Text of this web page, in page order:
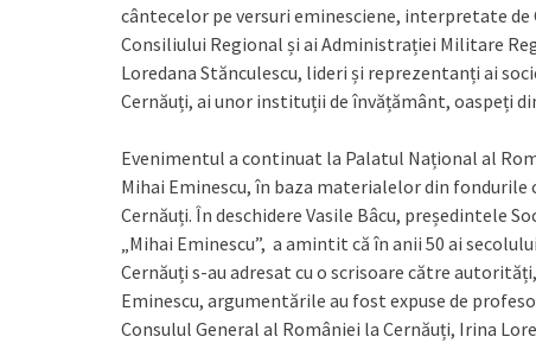
cântecelor pe versuri eminesciene, interpretate de
Consiliului Regional și ai Administrației Militare
Loredana Stănculescu, lideri și reprezentanți ai
Cernăuți, ai unor instituții de învățământ, oaspeți
Evenimentul a continuat la Palatul Național al
Mihai Eminescu, în baza materialelor din
Cernăuți. În deschidere Vasile Bâcu, președintele
„Mihai Eminescu”, a amintit că în anii 50 ai
Cernăuți s-au adresat cu o scrisoare către
Eminescu, argumentările au fost expuse de
Consulul General al României la Cernăuți, Irina